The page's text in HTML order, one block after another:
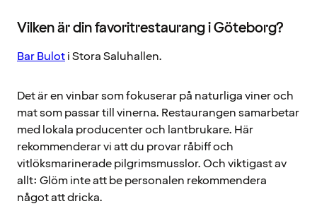
Vilken är din favoritrestaurang i Göteborg?
Bar Buloti Stora Saluhallen.
Det är en vinbar som fokuserar på naturliga viner och
mat som passar till vinerna. Restaurangen samarbetar
med lokala producenter och lantbrukare. Här
rekommenderar vi att du provar råbiff och
vitlöksmarinerade pilgrimsmusslor. Och viktigast av
allt: Glöm inte att be personalen rekommendera
något att dricka.